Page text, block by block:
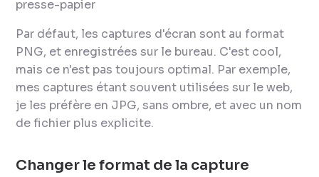
presse-papier
Par défaut, les captures d'écran sont au format
PNG, et enregistrées sur le bureau. C'est cool,
mais ce n'est pas toujours optimal. Par exemple,
mes captures étant souvent utilisées sur le web,
je les préfère en JPG, sans ombre, et avec un nom
de fichier plus explicite.
Changer le format de la capture